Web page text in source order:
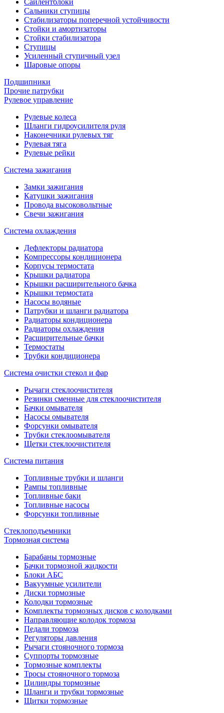
Сайлентблоки
Сальники ступицы
Стабилизаторы поперечной устойчивости
Стойки и амортизаторы
Стойки стабилизатора
Ступицы
Усиленный ступичный узел
Шаровые опоры
Подшипники
Прочие патрубки
Рулевое управление
Рулевые колеса
Шланги гидроусилителя руля
Наконечники рулевых тяг
Рулевая тяга
Рулевые рейки
Система зажигания
Замки зажигания
Катушки зажигания
Провода высоковольтные
Свечи зажигания
Система охлаждения
Дефлекторы радиатора
Компрессоры кондиционера
Корпусы термостата
Крышки радиатора
Крышки расширительного бачка
Крышки термостата
Насосы водяные
Патрубки и шланги радиатора
Радиаторы кондиционера
Радиаторы охлаждения
Расширительные бачки
Термостаты
Трубки кондиционера
Система очистки стекол и фар
Рычаги стеклоочистителя
Резинки сменные для стеклоочистителя
Бачки омывателя
Насосы омывателя
Форсунки омывателя
Трубки стеклоомывателя
Щетки стеклоочистителя
Система питания
Топливные трубки и шланги
Рампы топливные
Топливные баки
Топливные насосы
Форсунки топливные
Стеклоподъемники
Тормозная система
Барабаны тормозные
Бачки тормозной жидкости
Блоки АБС
Вакуумные усилители
Диски тормозные
Колодки тормозные
Комплекты тормозных дисков с колодками
Направляющие колодок тормоза
Педали тормоза
Регуляторы давления
Рычаги стояночного тормоза
Суппорты тормозные
Тормозные комплекты
Тросы стояночного тормоза
Цилиндры тормозные
Шланги и трубки тормозные
Щитки тормозные